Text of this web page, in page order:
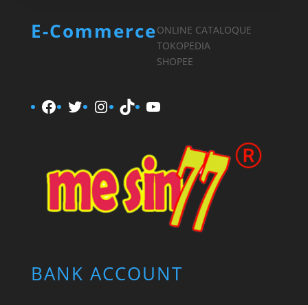
E-CommerceONLINE CATALOQUE
TOKOPEDIA
SHOPEE
Facebook
TwitterInstagram
TikTokYouTube
BANK ACCOUNT